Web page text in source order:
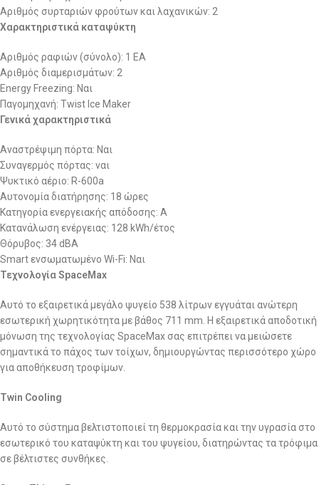
Αριθμός συρταριών φρούτων και λαχανικών: 2
Χαρακτηριστικά καταψύκτη
Αριθμός ραφιών (σύνολο): 1 EA
Αριθμός διαμερισμάτων: 2
Energy Freezing: Ναι
Παγομηχανή: Twist Ice Maker
Γενικά χαρακτηριστικά
Αναστρέψιμη πόρτα: Ναι
Συναγερμός πόρτας: ναι
Ψυκτικό αέριο: R-600a
Αυτονομία διατήρησης: 18 ώρες
Κατηγορία ενεργειακής απόδοσης: A
Κατανάλωση ενέργειας: 128 kWh/έτος
Θόρυβος: 34 dBA
Smart ενσωματωμένο Wi-Fi: Ναι
Τεχνολογία SpaceMax
Αυτό το εξαιρετικά μεγάλο ψυγείο 538 λίτρων εγγυάται ανώτερη
εσωτερική χωρητικότητα με βάθος 711 mm. Η εξαιρετικά αποδοτική
μόνωση της τεχνολογίας SpaceMax σας επιτρέπει να μειώσετε
σημαντικά το πάχος των τοίχων, δημιουργώντας περισσότερο χώρο
για αποθήκευση τροφίμων.
Twin Cooling
Αυτό το σύστημα βελτιστοποιεί τη θερμοκρασία και την υγρασία στο
εσωτερικό του καταψύκτη και του ψυγείου, διατηρώντας τα τρόφιμα
σε βέλτιστες συνθήκες.